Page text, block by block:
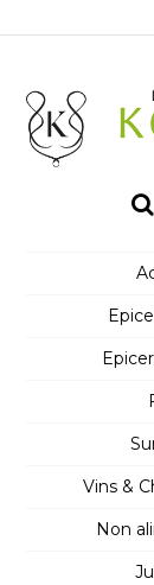
Vins &
Non